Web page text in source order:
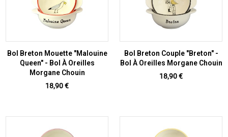
Bol Breton Mouette "Malouine
Queen" - Bol À Oreilles
Morgane Chouin
Prix
18,90 €
Bol Breton Couple "Breton" -
Bol À Oreilles Morgane Chouin
Prix
18,90 €